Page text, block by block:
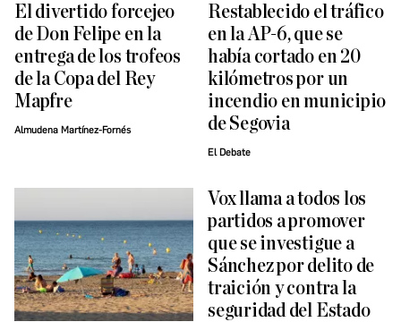
El divertido forcejeo
de Don Felipe en la
entrega de los trofeos
de la Copa del Rey
Mapfre
Almudena Martínez-Fornés
Restablecido el tráfico
en la AP-6, que se
había cortado en 20
kilómetros por un
incendio en municipio
de Segovia
El Debate
Vox llama a todos los
partidos a promover
que se investigue a
Sánchez por delito de
traición y contra la
seguridad del Estado